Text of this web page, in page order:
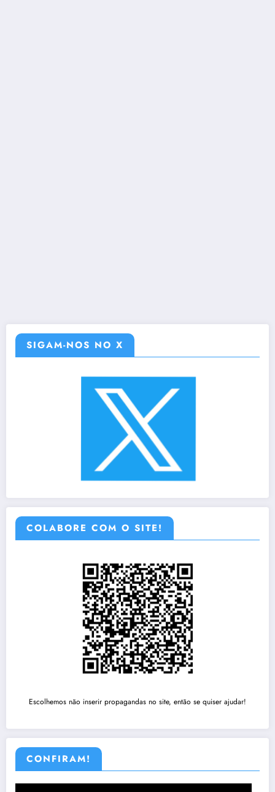
SIGAM-NOS NO X
COLABORE COM O SITE!
Escolhemos não inserir propagandas no site, então se quiser ajudar!
CONFIRAM!